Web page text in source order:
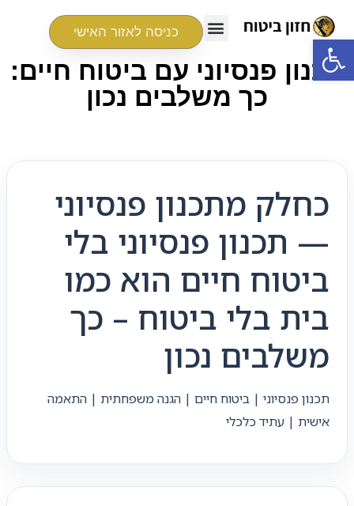
פתח סרגל נגישות כניסה לאזור האישי
תכנון פנסיוני עם ביטוח חיים:
כך משלבים נכון
כחלק מתכנון פנסיוני
— תכנון פנסיוני בלי
ביטוח חיים הוא כמו
בית בלי ביטוח – כך
משלבים נכון
תכנון פנסיוני | ביטוח חיים | הגנה משפחתית | התאמה
אישית | עתיד כלכלי